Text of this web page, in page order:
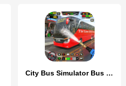
City Bus Simulator Bus Games